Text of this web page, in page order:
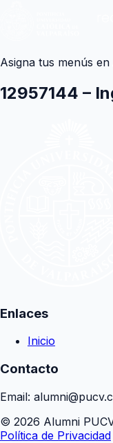
Asigna tus menús
12957144 –
Enlaces
Inicio
Contacto
Email:
© 2026 Alumni
Política de Privacidad